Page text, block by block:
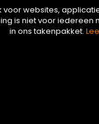
voor websites,
is niet voor iedereen
in ons takenpakket.